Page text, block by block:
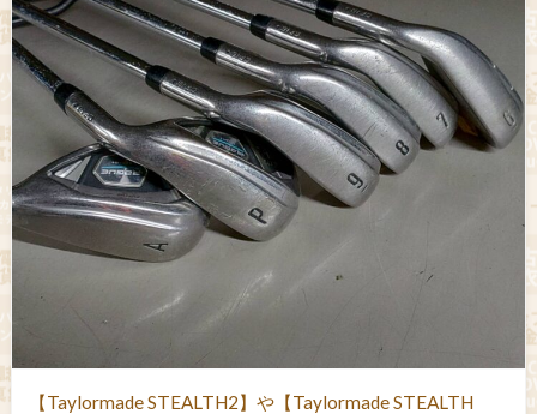
【Taylormade STEALTH2】や【Taylormade STEALTH